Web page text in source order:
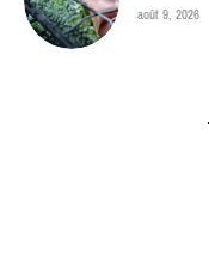
août 9, 2026